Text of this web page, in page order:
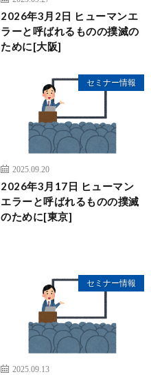
2026年3月2日 ヒューマンエ
ラーと呼ばれるものの撲滅の
ために[大阪]
セミナー情報
2025.09.20
2026年3月17日 ヒューマン
エラーと呼ばれるものの撲滅
のために[東京]
セミナー情報
2025.09.13